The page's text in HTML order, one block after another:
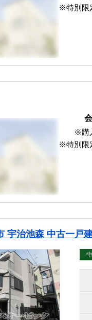
※特別限
※購
※特別限
宇治池森 中古一戸